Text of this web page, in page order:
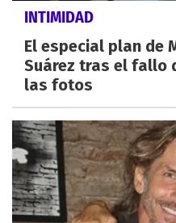
INTIMIDAD
El especial plan de
Suárez tras el fallo
las fotos